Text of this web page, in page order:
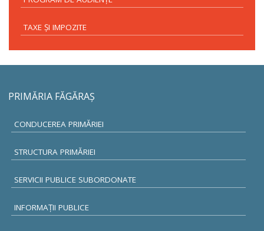
TAXE ŞI IMPOZITE
PRIMĂRIA FĂGĂRAŞ
CONDUCEREA PRIMĂRIEI
STRUCTURA PRIMĂRIEI
SERVICII PUBLICE SUBORDONATE
INFORMAŢII PUBLICE